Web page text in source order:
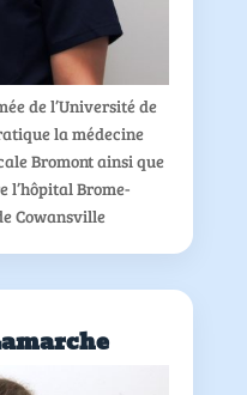
de l’Université de
la médecine
Bromont ainsi que
l’hôpital Brome-
Cowansville